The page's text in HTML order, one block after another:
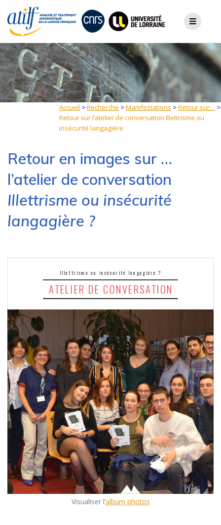
content
Accueil >Recherche >Manifestations >Retour sur… >
Retour sur l’atelier de conversation Illettrisme ou
insécurité langagière
Retour en images sur …
l’atelier de conversation
Illettrisme ou insécurité
langagière ?
Visualiser l’album photos